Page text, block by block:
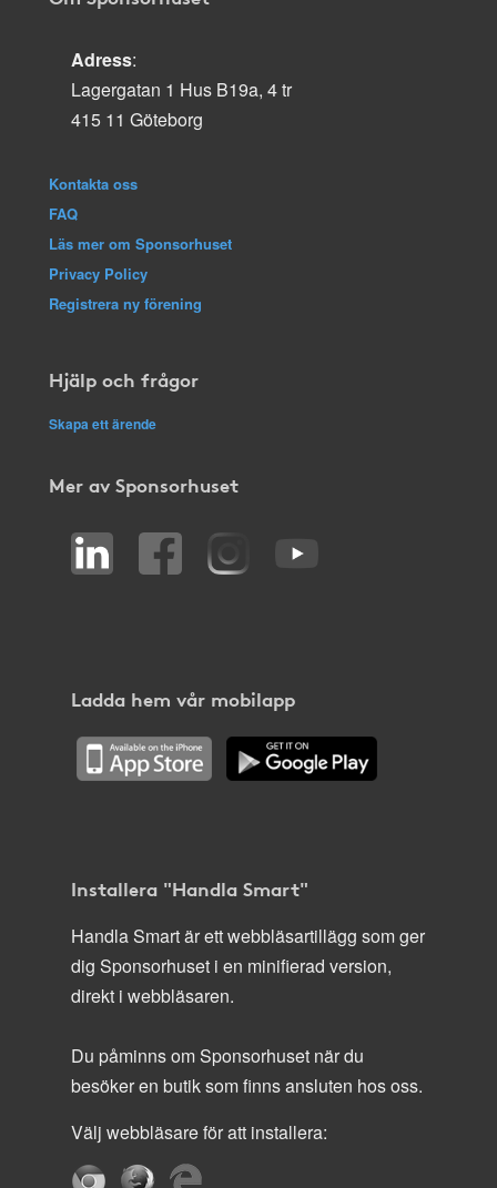
Adress:
Lagergatan 1 Hus B19a, 4 tr
415 11 Göteborg
Kontakta oss
FAQ
Läs mer om Sponsorhuset
Privacy Policy
Registrera ny förening
Hjälp och frågor
Skapa ett ärende
Mer av Sponsorhuset
Ladda hem vår mobilapp
Installera "Handla Smart"
Handla Smart är ett webbläsartillägg som ger
dig Sponsorhuset i en minifierad version,
direkt i webbläsaren.
Du påminns om Sponsorhuset när du
besöker en butik som finns ansluten hos oss.
Välj webbläsare för att installera: